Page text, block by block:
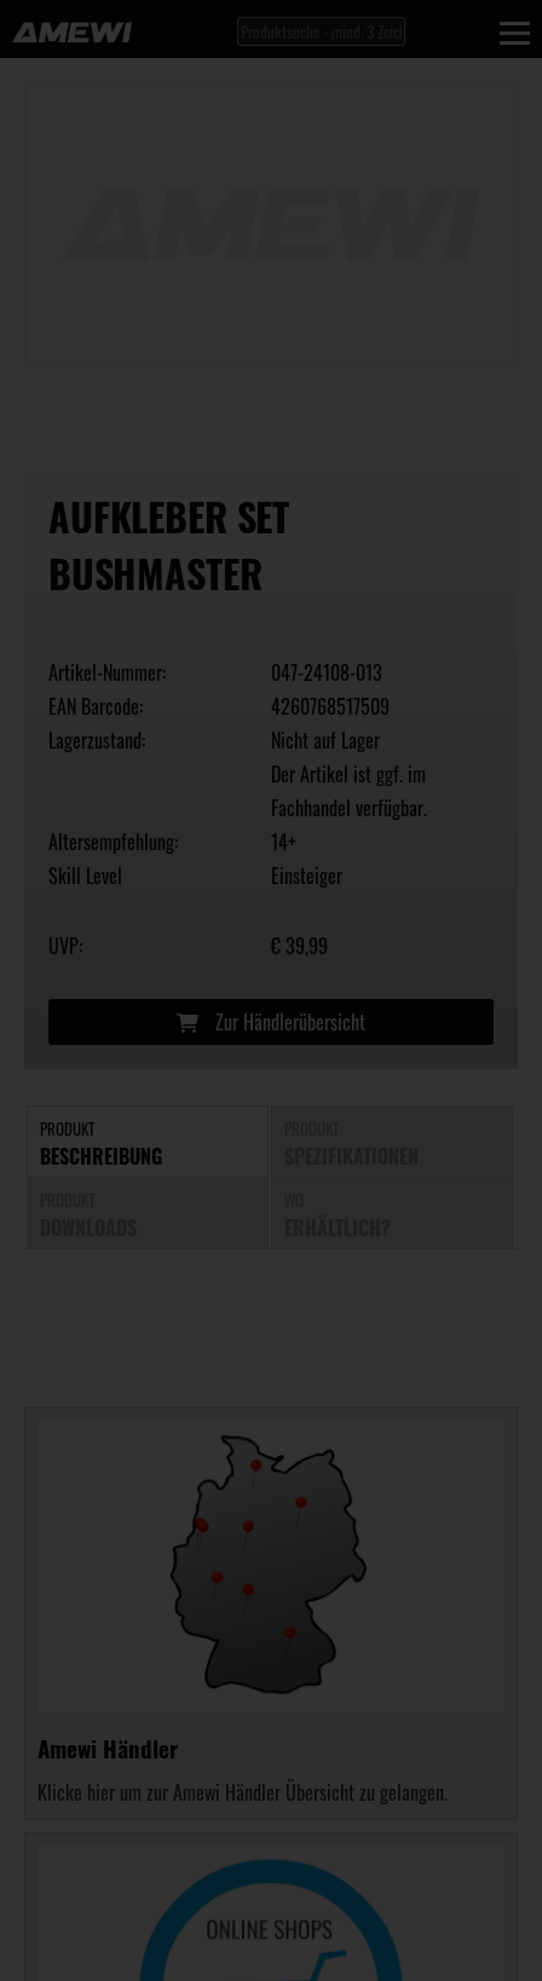
AUFKLEBER SET
BUSHMASTER
Artikel-Nummer:
047-24108-013
EAN Barcode:
4260768517509
Lagerzustand:
Nicht auf Lager
Der Artikel ist ggf. im
Fachhandel verfügbar.
Altersempfehlung:
14+
Skill Level
Einsteiger
UVP: € 39,99
Zur Händlerübersicht
PRODUKT
BESCHREIBUNG
Amewi Händler
Klicke hier um zur Amewi Händler Übersicht zu gelangen.